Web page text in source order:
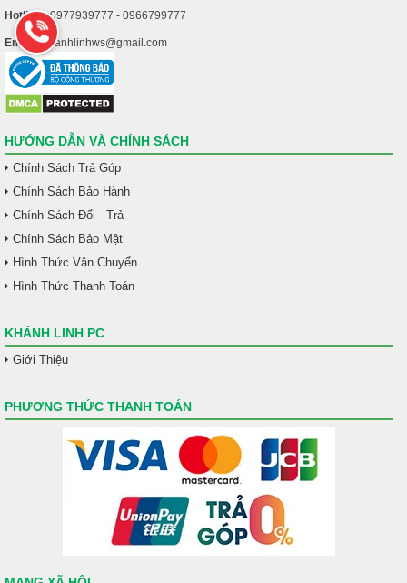
Hotline :0977939777 - 0966799777
Email :khanhlinhws@gmail.com
HƯỚNG DẪN VÀ CHÍNH SÁCH
Chính Sách Trả Góp
Chính Sách Bảo Hành
Chính Sách Đổi - Trả
Chính Sách Bảo Mật
Hình Thức Vận Chuyển
Hình Thức Thanh Toán
KHÁNH LINH PC
Giới Thiệu
PHƯƠNG THỨC THANH TOÁN